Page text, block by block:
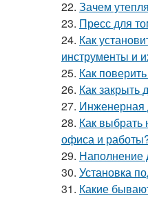
22. Зачем
23. Пресс для
24. Как
инструменты и
25. Как
26. Как закрыть
27. Инженерная
28. Как выбрать
офиса и
29. Наполнение
30. Установка
31. Какие